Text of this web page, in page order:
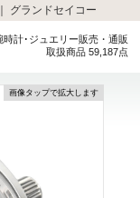
グランドセイコー
時計･ジュエリー販売・通販
取扱商品 59,187点
画像タップで拡大します